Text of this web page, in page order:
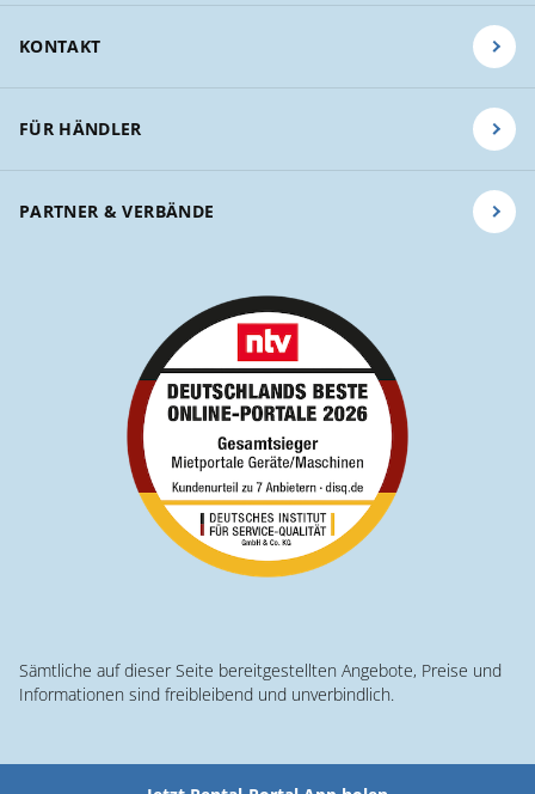
KONTAKT
FÜR HÄNDLER
PARTNER & VERBÄNDE
Sämtliche auf dieser Seite bereitgestellten Angebote, Preise und
Informationen sind freibleibend und unverbindlich.